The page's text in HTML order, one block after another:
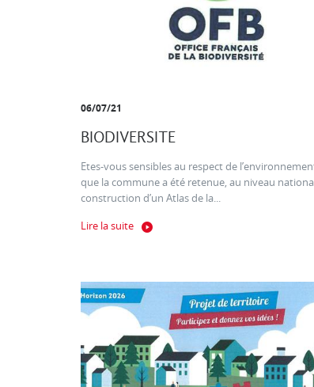
06/07/21
BIODIVERSITE
Etes-vous sensibles au respect de
que la commune a été retenue, au niveau
construction d’un Atlas de la...
Lire la suite